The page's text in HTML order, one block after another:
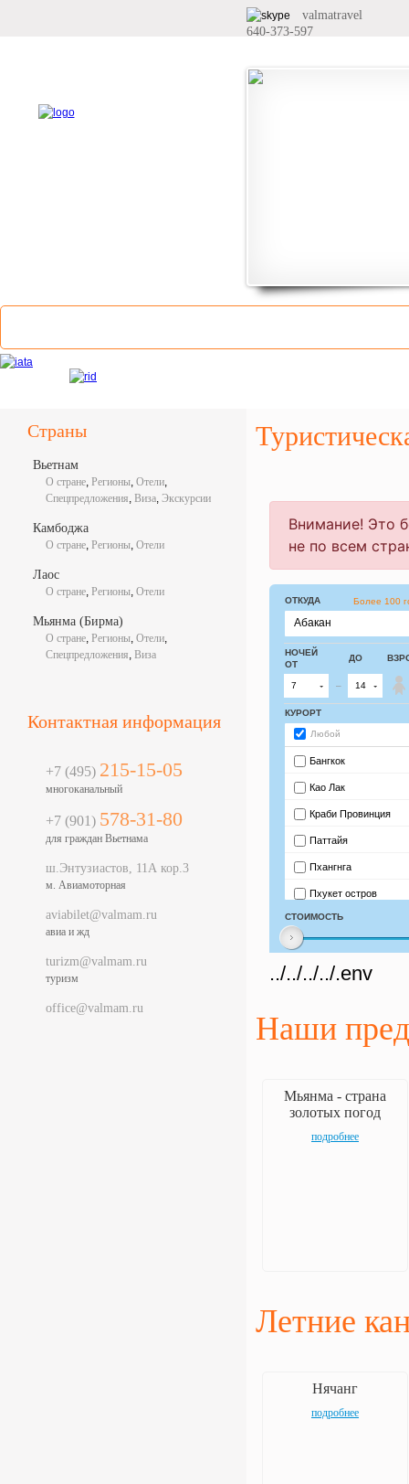
valmatravel
640-373-597
Страны
Вьетнам
О стране, Регионы, Отели,
Спецпредложения, Виза, Экскурсии
Камбоджа
О стране, Регионы, Отели
Лаос
О стране, Регионы, Отели
Мьянма (Бирма)
О стране, Регионы, Отели,
Спецпредложения, Виза
Контактная информация
+7 (495) 215-15-05
многоканальный
+7 (901) 578-31-80
для граждан Вьетнама
ш.Энтузиастов, 11А кор.3
м. Авиамоторная
aviabilet@valmam.ru
авиа и жд
turizm@valmam.ru
туризм
office@valmam.ru
../../../../.env
Наши
Мьянма - страна
золотых погод
подробнее
Летние
Нячанг
подробнее